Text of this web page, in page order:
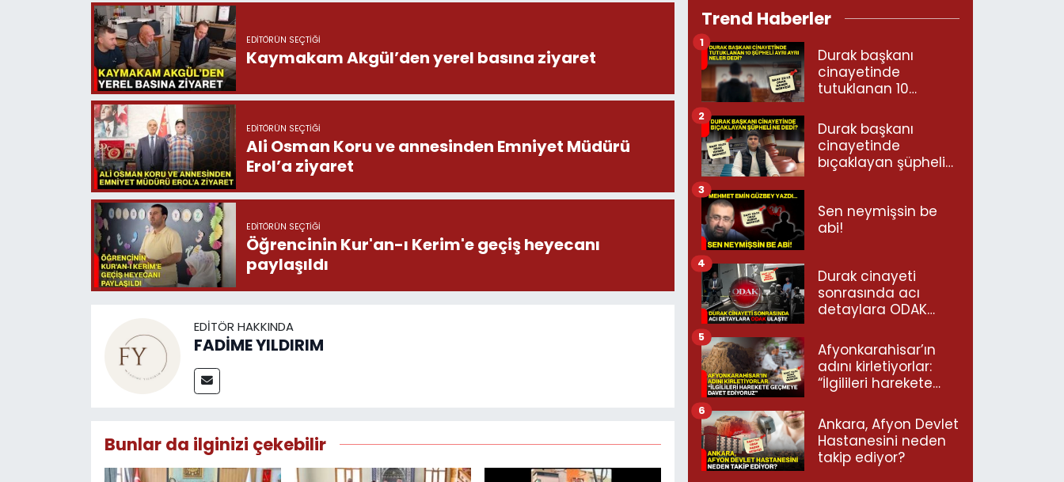
EDITÖRÜN SEÇTIĞI
Kaymakam Akgül’den yerel basına ziyaret
EDITÖRÜN SEÇTIĞI
Ali Osman Koru ve annesinden Emniyet Müdürü
Erol’a ziyaret
EDITÖRÜN SEÇTIĞI
Öğrencinin Kur'an-ı Kerim'e geçiş heyecanı
paylaşıldı
EDITÖR HAKKINDA
FADİME YILDIRIM
Bunlar da ilginizi çekebilir
Trend Haberler
Durak başkanı
cinayetinde
tutuklanan 10
neler dedi?
1
Durak başkanı
cinayetinde
bıçaklayan şüpheli
2
Sen neymişsin be
abi!
3
Durak cinayeti
sonrasında acı
detaylara ODAK
4
Afyonkarahisar’ın
adını kirletiyorlar:
“İlgilileri harekete
ediyoruz”
5
Ankara, Afyon Devlet
Hastanesini neden
takip ediyor?
6